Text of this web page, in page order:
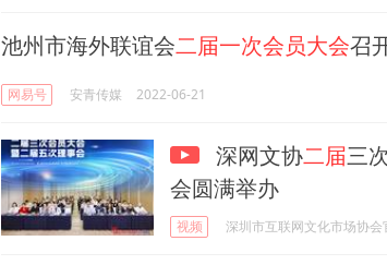
池州市海外联谊会二届一次会员大会召
网易号 安青传媒 2022-06-21
深网文协二届三次
会圆满举办
视频 深圳市互联网文化市场协会